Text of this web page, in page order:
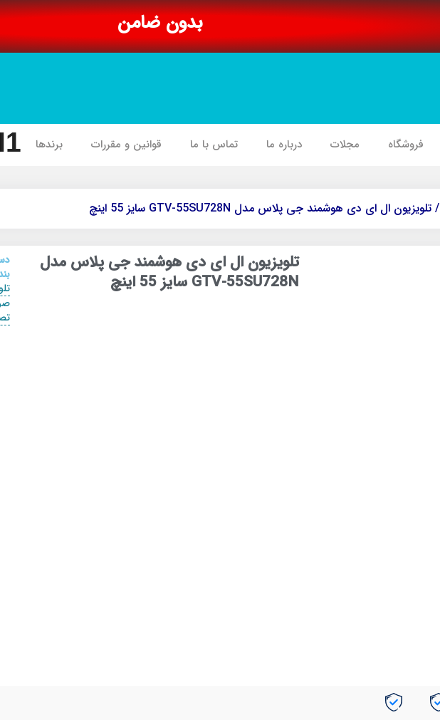
بدون ضامن
فروشگاه مجلات درباره ما تماس با ما قوانین و مقررات برندها
/ تلویزیون ال ای دی هوشمند جی پلاس مدل GTV-55SU728N سایز 55 اینچ
تلویزیون ال ای دی هوشمند جی پلاس مدل
GTV-55SU728N سایز 55 اینچ